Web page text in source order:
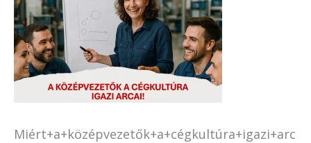
Miért+a+középvezetők+a+cégkultúra+igazi+arc